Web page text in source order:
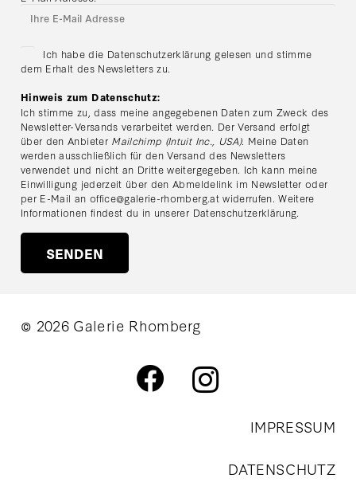
Ich habe die Datenschutzerklärung gelesen und stimme
dem Erhalt des Newsletters zu.
Hinweis zum Datenschutz:
Ich stimme zu, dass meine angegebenen Daten zum Zweck des
Newsletter-Versands verarbeitet werden. Der Versand erfolgt
über den Anbieter Mailchimp (Intuit Inc., USA). Meine Daten
werden ausschließlich für den Versand des Newsletters
verwendet und nicht an Dritte weitergegeben. Ich kann meine
Einwilligung jederzeit über den Abmeldelink im Newsletter oder
per E-Mail an office@galerie-rhomberg.atwiderrufen. Weitere
Informationen findest du in unserer Datenschutzerklärung.
© 2026 Galerie Rhomberg
IMPRESSUM
DATENSCHUTZ